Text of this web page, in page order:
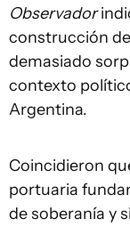
Observador
construcción
demasiado
contexto
Argentina.
Coincidieron
portuaria
de soberanía y